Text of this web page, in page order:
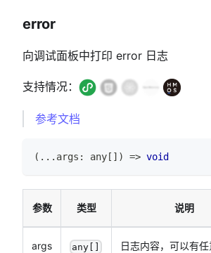
error
向调试面板中打印 error 日志
支持情况：
参考文档
( ... args : any [ ] ) => void
参数 类型 说明
args any[] 日志内容，可以有任